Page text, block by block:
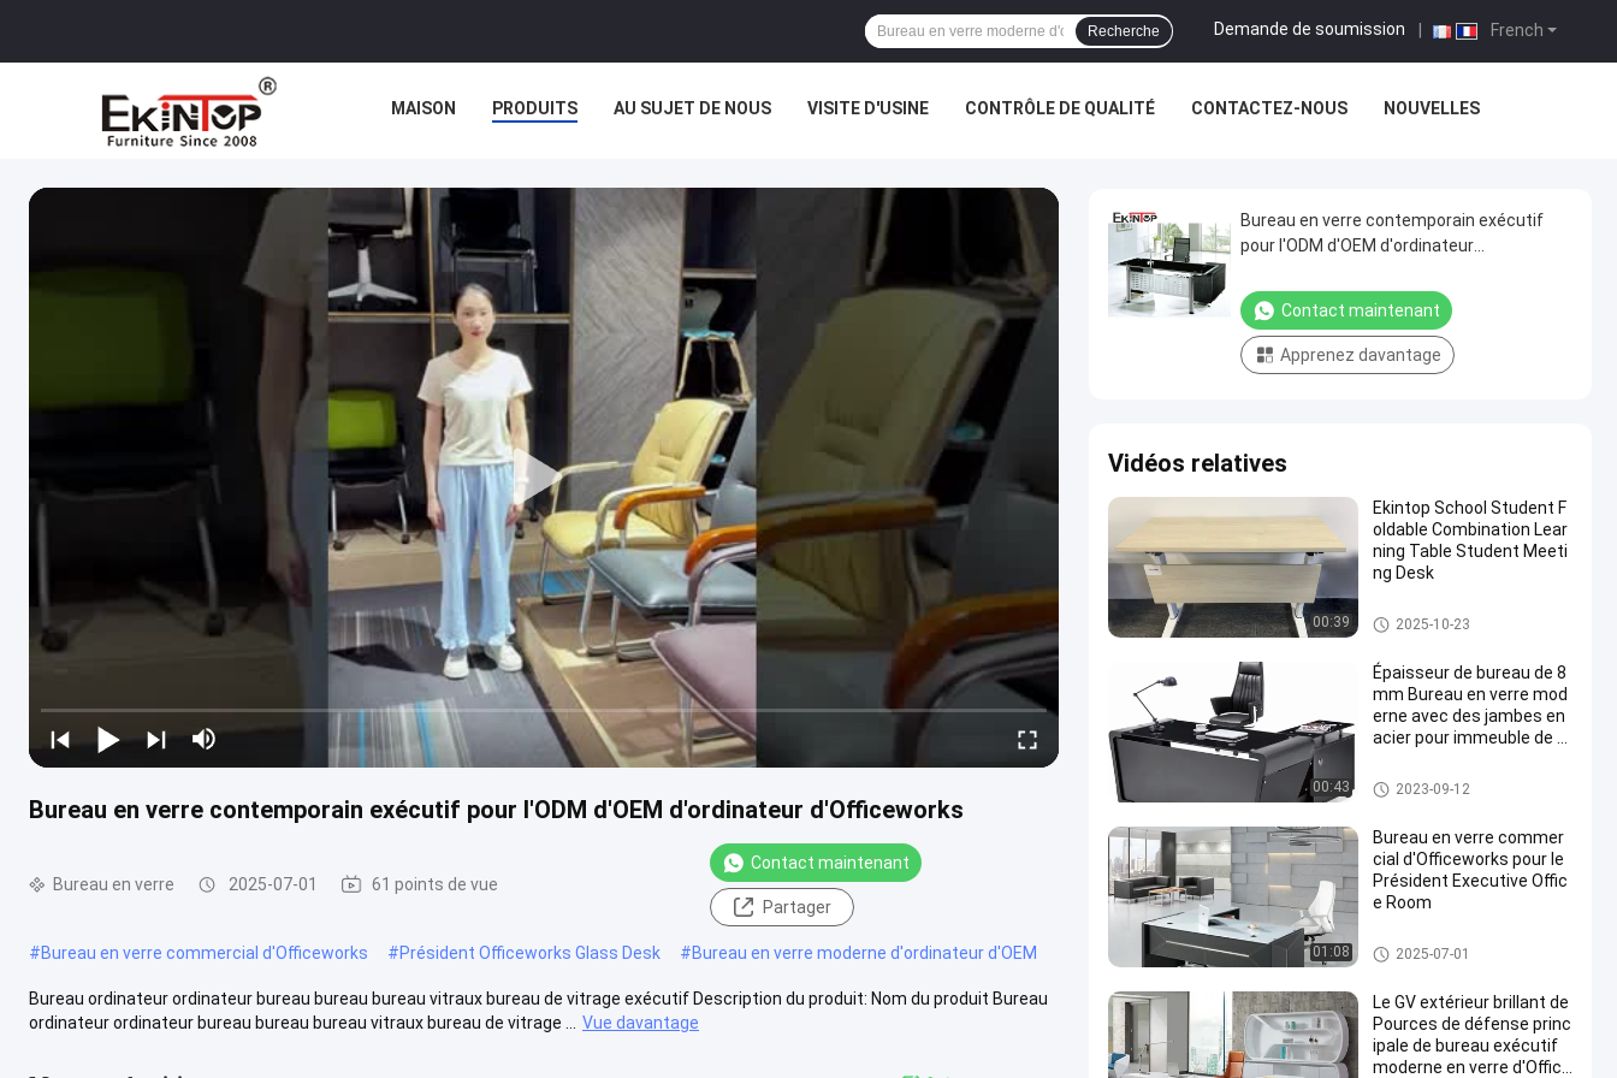
French
Demande de soumission
Recherche
MAISON PRODUITS AU SUJET DE NOUS VISITE D'USINE CONTRÔLE DE QUALITÉ CONTACTEZ-NOUS NOUVELLES
Bureau en verre contemporain exécutif pour l'ODM d'OEM d'ordinateur d'Officeworks
Bureau en verre 2025-07-01 61 points de vue
Contact maintenant
Partager
#Bureau en verre commercial d'Officeworks #Président Officeworks Glass Desk #Bureau en verre moderne d'ordinateur d'OEM
Bureau ordinateur ordinateur bureau bureau bureau vitraux bureau de vitrage exécutif Description du produit: Nom du produit Bureau
ordinateur ordinateur bureau bureau bureau vitraux bureau de vitrage ...
Vue davantage
Bureau en verre contemporain exécutif
pour l'ODM d'OEM d'ordinateur
Contact maintenant
Apprenez davantage
Vidéos relatives
00:39
Ekintop School Student F
oldable Combination Lear
ning Table Student Meeti
ng Desk
bureau commercial
2025-10-23
00:43
Épaisseur de bureau de 8
mm Bureau en verre mod
erne avec des jambes en
acier pour immeuble de b
Bureau en verre
2023-09-12
01:08
Bureau en verre commer
cial d'Officeworks pour le
Président Executive Offic
e Room
Bureau en verre
2025-07-01
Le GV extérieur brillant de
Pources de défense princ
ipale de bureau exécutif
moderne en verre d'Office